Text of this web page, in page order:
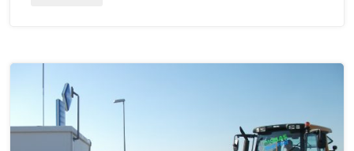
Abwärtstrend
der